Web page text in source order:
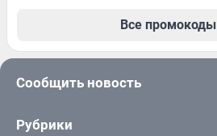
Все промокоды
Сообщить новость
Рубрики